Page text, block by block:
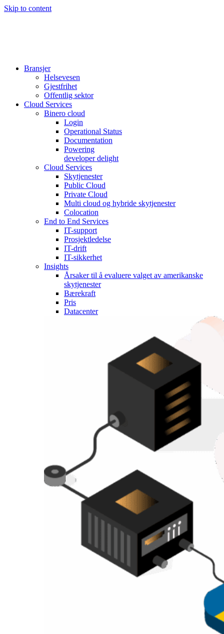
Skip to content
Bransjer
Helsevesen
Gjestfrihet
Offentlig sektor
Cloud Services
Binero cloud
Login
Operational Status
Documentation
Powering
developer delight
Cloud Services
Skytjenester
Public Cloud
Private Cloud
Multi cloud og hybride skytjenester
Colocation
End to End Services
IT-support
Prosjektledelse
IT-drift
IT-sikkerhet
Insights
Årsaker til å evaluere valget av amerikanske
skytjenester
Bærekraft
Pris
Datacenter